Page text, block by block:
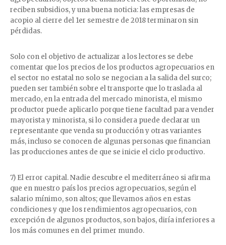
reciben subsidios, y una buena noticia: las empresas de
acopio al cierre del 1er semestre de 2018 terminaron sin
pérdidas.
Solo con el objetivo de actualizar a los lectores se debe
comentar que los precios de los productos agropecuarios en
el sector no estatal no solo se negocian a la salida del surco;
pueden ser también sobre el transporte que lo traslada al
mercado, en la entrada del mercado minorista, el mismo
productor puede aplicarlo porque tiene facultad para vender
mayorista y minorista, si lo considera puede declarar un
representante que venda su producción y otras variantes
más, incluso se conocen de algunas personas que financian
las producciones antes de que se inicie el ciclo productivo.
7) El error capital. Nadie descubre el mediterráneo si afirma
que en nuestro país los precios agropecuarios, según el
salario mínimo, son altos; que llevamos años en estas
condiciones y que los rendimientos agropecuarios, con
excepción de algunos productos, son bajos, diría inferiores a
los más comunes en del primer mundo.